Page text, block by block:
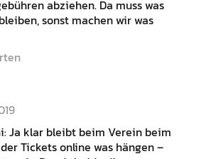
abziehen. Da muss was
sonst machen wir was
Ja klar bleibt beim Verein beim
Tickets online was hängen –